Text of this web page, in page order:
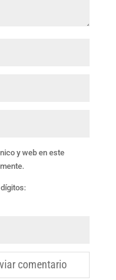
y web en este